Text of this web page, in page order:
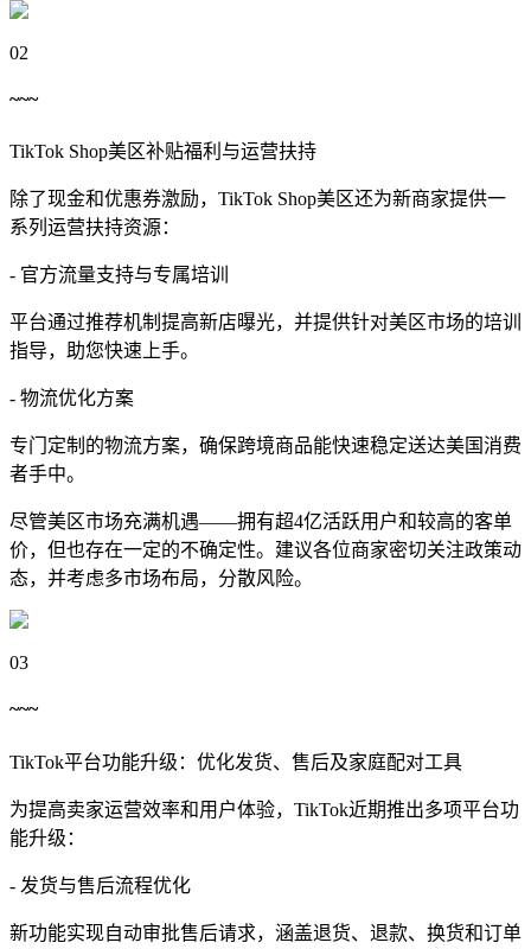
02
~~~
TikTok Shop美区补贴福利与运营扶持
除了现金和优惠券激励，TikTok Shop美区还为新商家提供一
系列运营扶持资源：
- 官方流量支持与专属培训
平台通过推荐机制提高新店曝光，并提供针对美区市场的培训
指导，助您快速上手。
- 物流优化方案
专门定制的物流方案，确保跨境商品能快速稳定送达美国消费
者手中。
尽管美区市场充满机遇——拥有超4亿活跃用户和较高的客单
价，但也存在一定的不确定性。建议各位商家密切关注政策动
态，并考虑多市场布局，分散风险。
03
~~~
TikTok平台功能升级：优化发货、售后及家庭配对工具
为提高卖家运营效率和用户体验，TikTok近期推出多项平台功
能升级：
- 发货与售后流程优化
新功能实现自动审批售后请求，涵盖退货、退款、换货和订单